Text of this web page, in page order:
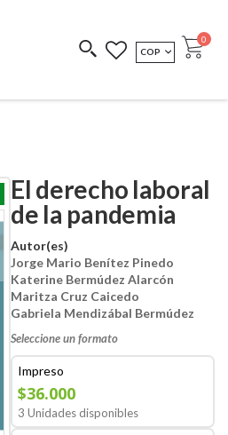
REDIMIR CÓDIGO
MONEDA
COP Cart
0
El derecho laboral
de la pandemia
Autor(es)
Jorge Mario Benítez Pinedo
Katerine Bermúdez Alarcón
Maritza Cruz Caicedo
Gabriela Mendizábal Bermúdez
Seleccione un formato
Impreso
$36.000
3 Unidades disponibles